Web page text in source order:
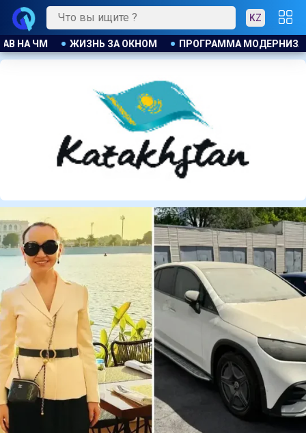
KZ
В ДЕЙСТВИИ ДЖАННИ ИНФАНТИНО